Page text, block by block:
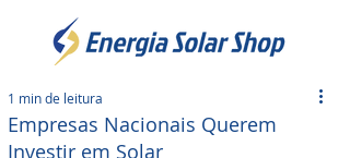
Empresas Nacionais Querem
Investir em Solar
1 min de leitura